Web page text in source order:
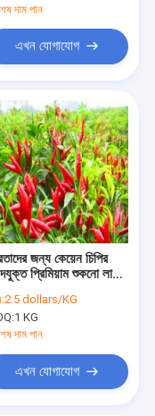
দাম পান
এখন যোগাযোগ
জন্য কেয়েন চিপির
প্রিমিয়াম শুকনো লাল
2.5 dollars/KG
1 KG
দাম পান
এখন যোগাযোগ